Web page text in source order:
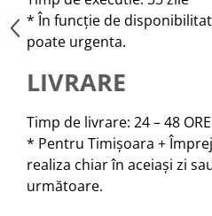
* În funcție de
poate urgenta.
LIVRARE
Timp de livrare: 24 – 48
* Pentru Timișoara +
realiza chiar în aceiași zi
următoare.